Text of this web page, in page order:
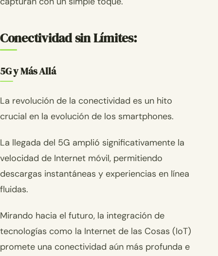
Conectividad sin Límites:
5G y Más Allá
La revolución de la conectividad es un hito
crucial en la evolución de los smartphones.
La llegada del 5G amplió significativamente la
velocidad de Internet móvil, permitiendo
descargas instantáneas y experiencias en línea
fluidas.
Mirando hacia el futuro, la integración de
tecnologías como la Internet de las Cosas (IoT)
promete una conectividad aún más profunda e